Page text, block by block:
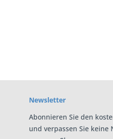
Newsletter
Abonnieren Sie den
und verpassen Sie